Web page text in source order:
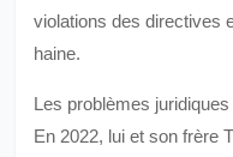
violations des directives
haine.
Les problèmes
En 2022, lui et son frère